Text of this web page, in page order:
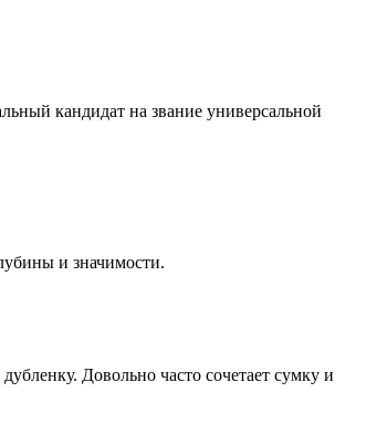
кандидат на звание универсальной
и значимости.
Довольно часто сочетает сумку и